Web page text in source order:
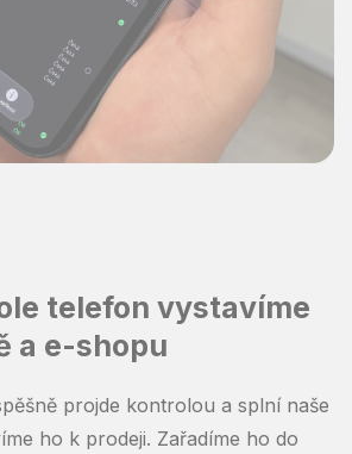
telefon vystavíme
a e-shopu
projde kontrolou a splní naše
ho k prodeji. Zařadíme ho do